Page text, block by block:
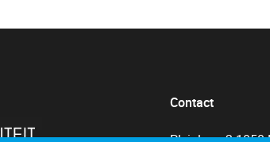
Contact